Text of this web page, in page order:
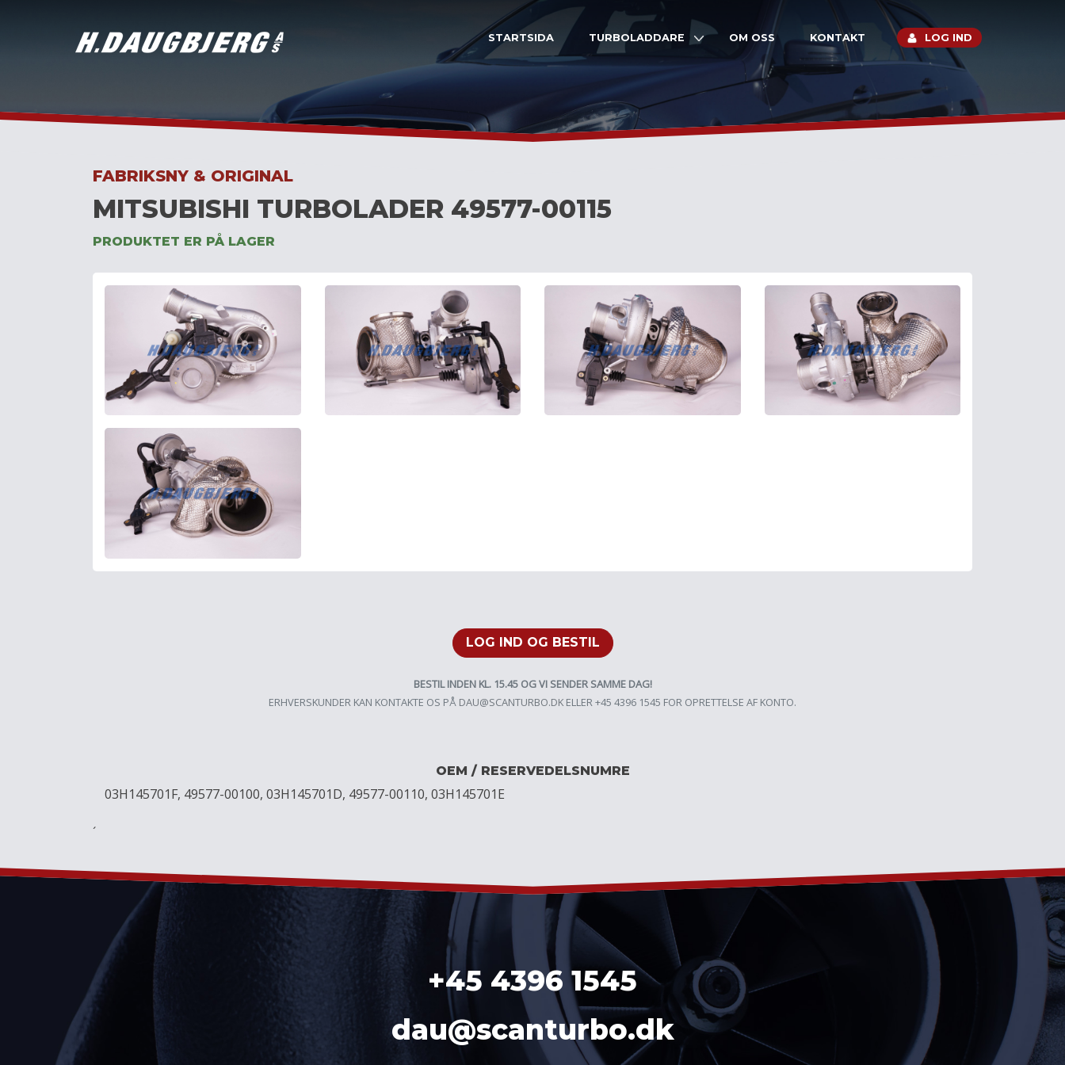
STARTSIDA TURBOLADDARE OM OSS KONTAKT LOG IND
FABRIKSNY & ORIGINAL
MITSUBISHI TURBOLADER 49577-00115
PRODUKTET ER PÅ LAGER
LOG IND OG BESTIL
BESTIL INDEN KL. 15.45 OG VI SENDER SAMME DAG!
ERHVERSKUNDER KAN KONTAKTE OS PÅ DAU@SCANTURBO.DK ELLER +45 4396 1545 FOR OPRETTELSE AF KONTO.
OEM / RESERVEDELSNUMRE
03H145701F, 49577-00100, 03H145701D, 49577-00110, 03H145701E
´
+45 4396 1545
dau@scanturbo.dk